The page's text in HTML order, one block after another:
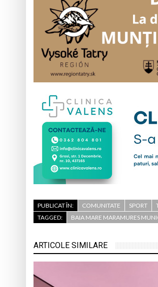
PUBLICAT ÎN: COMUNITATE SPORT
TAGGED:
BAIA MARE MARAMURES
ARTICOLE SIMILARE